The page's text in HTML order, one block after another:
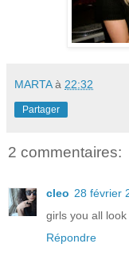
MARTA à 22:32
Partager
2 commentaires:
cleo 28 février
girls you all
Répondre